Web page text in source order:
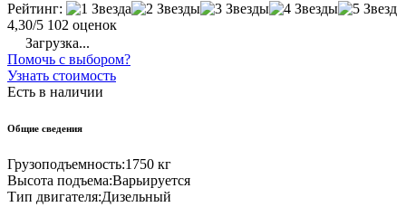
Рейтинг:
4,30/5 102 оценок
Загрузка...
Помочь с выбором?
Узнать стоимость
Есть в наличии
Общие сведения
Грузоподъемность:1750 кг
Высота подъема:Варьируется
Тип двигателя:Дизельный